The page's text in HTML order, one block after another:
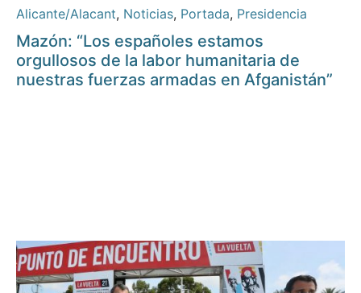
Alicante/Alacant, Noticias, Portada, Presidencia
Mazón: “Los españoles estamos
orgullosos de la labor humanitaria de
nuestras fuerzas armadas en Afganistán”